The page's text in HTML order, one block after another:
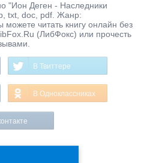
"Ион Деген - Наследники
txt, doc, pdf. Жанр:
читать книгу онлайн без
(ЛибФокс) или прочесть
В Твиттере
В Одноклассниках